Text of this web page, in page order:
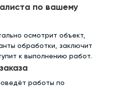
по вашему
осмотрит объект,
обработки, заключит
к выполнению работ.
работы по